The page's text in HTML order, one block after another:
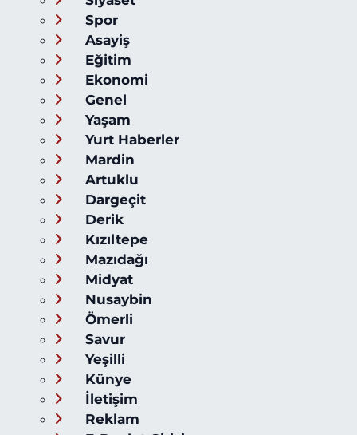
Spor
Asayiş
Eğitim
Ekonomi
Genel
Yaşam
Yurt Haberler
Mardin
Artuklu
Dargeçit
Derik
Kızıltepe
Mazıdağı
Midyat
Nusaybin
Ömerli
Savur
Yeşilli
Künye
İletişim
Reklam